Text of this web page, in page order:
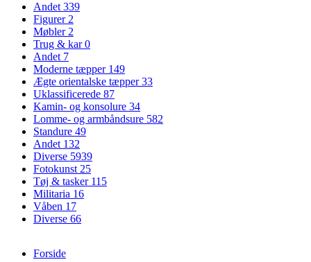
Andet339
Figurer2
Møbler2
Trug & kar0
Andet 7
Moderne tæpper 149
Ægte orientalske tæpper33
Uklassificerede 87
Kamin- og konsolure 34
Lomme- og armbåndsure 582
Standure 49
Andet 132
Diverse 5939
Fotokunst25
Tøj & tasker 115
Militaria 16
Våben 17
Diverse 66
Forside